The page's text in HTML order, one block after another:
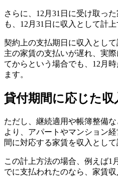
さらに、12月31日に受け取っ
も、12月31日に収入として計
契約上の支払期日に収入とし
主の家賃の支払いが遅れ、実
てからという場合でも、12月
ます。
貸付期間に応じた収
ただし、継続適用や帳簿整備
より、アパートやマンション
間に対応する家賃を収入とし
この計上方法の場合、例えば1
でに支払われたのなら、家賃